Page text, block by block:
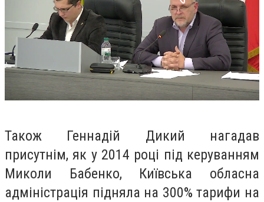
Також Геннадій Дикий нагадав
присутнім, як у 2014 році під керуванням
Миколи Бабенко, Київська обласна
адміністрація підняла на 300% тарифи на